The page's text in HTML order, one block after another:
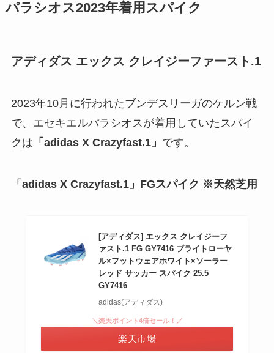
パラシオス2023年着用スパイク
アディダス エックス クレイジーファースト.1
2023年10月に行われたブンデスリーガのケルン戦
で、エセキエルパラシオスが着用していたスパイ
クは 「adidas X Crazyfast.1」 です。
「adidas X Crazyfast.1」FGスパイク ※天然芝用
[アディダス] エックス クレイジーフ
ァスト.1 FG GY7416 ブライトローヤ
ル×フットウェアホワイト×ソーラー
レッド サッカー スパイク 25.5
GY7416
adidas(アディダス)
＼楽天ポイント4倍セール！／
楽天市場